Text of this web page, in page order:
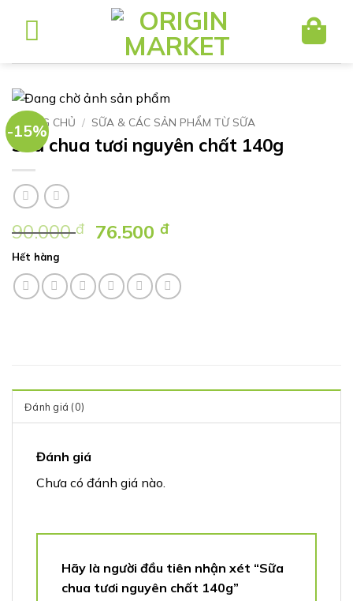
dung
-15%
TRANG CHỦ / SỮA & CÁC SẢN PHẨM TỪ SỮA
Sữa chua tươi nguyên chất 140g
90.000đ
Giá
là:
90.000 ₫.
76.500đGiá
tại
là:
76.500 ₫.
Hết hàng
Đánh giá (0)
Đánh giá
Chưa có đánh giá nào.
Hãy là người đầu tiên nhận xét “Sữa
chua tươi nguyên chất 140g”